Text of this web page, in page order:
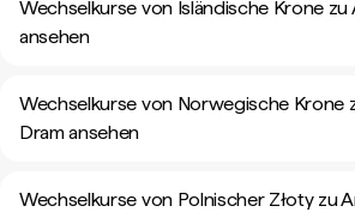
Wechselkurse von Isländische Krone zu
ansehen
Wechselkurse von Norwegische Krone
Dram ansehen
Wechselkurse von Polnischer Złoty zu